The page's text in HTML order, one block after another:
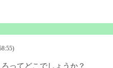
ってどこでしょうか？